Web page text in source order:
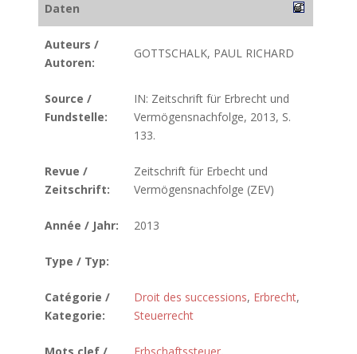
Daten
Auteurs /
Autoren:
GOTTSCHALK, PAUL RICHARD
Source /
Fundstelle:
IN: Zeitschrift für Erbrecht und
Vermögensnachfolge, 2013, S.
133.
Revue /
Zeitschrift:
Zeitschrift für Erbecht und
Vermögensnachfolge (ZEV)
Année / Jahr: 2013
Type / Typ:
Catégorie /
Kategorie:
Droit des successions, Erbrecht,
Steuerrecht